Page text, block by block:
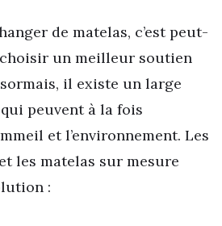
de matelas, c’est peut-
choisir un meilleur soutien
il existe un large
peuvent à la fois
et l’environnement. Les
les matelas sur mesure
: